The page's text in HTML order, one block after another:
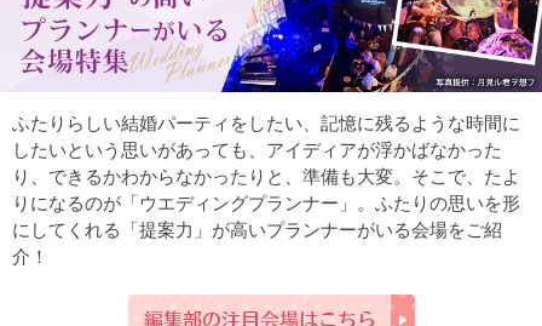
ふたりらしい結婚パーティをしたい、記憶に残るような時間に
したいという思いがあっても、アイディアが浮かばなかった
り、できるかわからなかったりと、準備も大変。そこで、たよ
りになるのが「ウエディングプランナー」。ふたりの思いを形
にしてくれる「提案力」が高いプランナーがいる会場をご紹
介！